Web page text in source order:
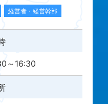
経営者・経営幹部
～16:30